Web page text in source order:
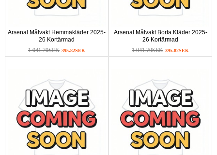
Arsenal Målvakt Hemmakläder 2025-
26 Kortärmad
1 041.70SEK 395.82SEK
Arsenal Målvakt Borta Kläder 2025-
26 Kortärmad
1 041.70SEK 395.82SEK